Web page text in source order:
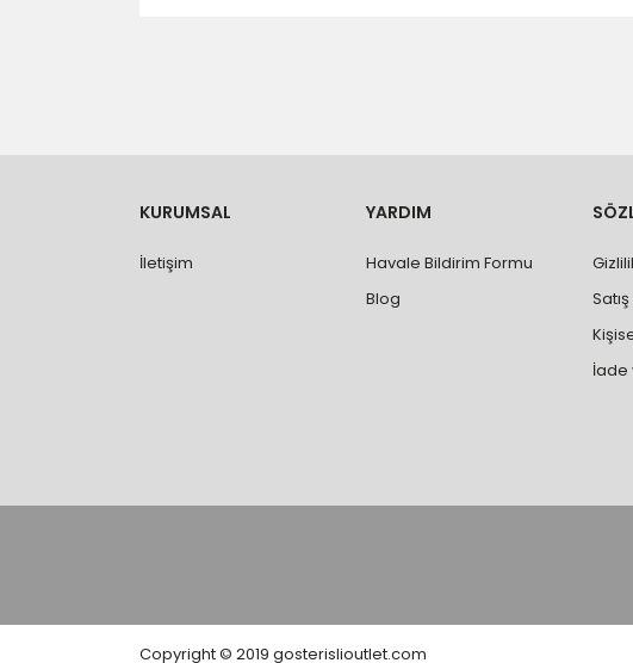
- Özel sipariş ürünlerde ölçü, ebat, yükseklik vb. hatalar
değiştirilmez.
- Vitrifiye, tekne, küvet, kabin, banyo dolabı vb. ürünlerin
kişi veya firmaya mutlaka ölçü ve ebat kontrolü yaptırınız.
KURUMSAL
İletişim
YARDIM
Havale Bildirim Formu
Blog
İade
Copyright © 2019 gosterislioutlet.com